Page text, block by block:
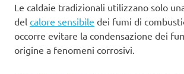
Le caldaie tradizionali utilizzano solo
del calore sensibile dei fumi di
occorre evitare la condensazione dei
origine a fenomeni corrosivi.